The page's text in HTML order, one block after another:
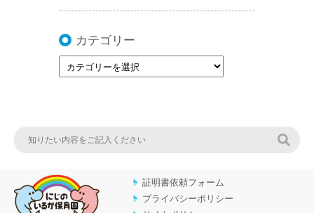
カテゴリー
証明書依頼フォーム
プライバシーポリシー